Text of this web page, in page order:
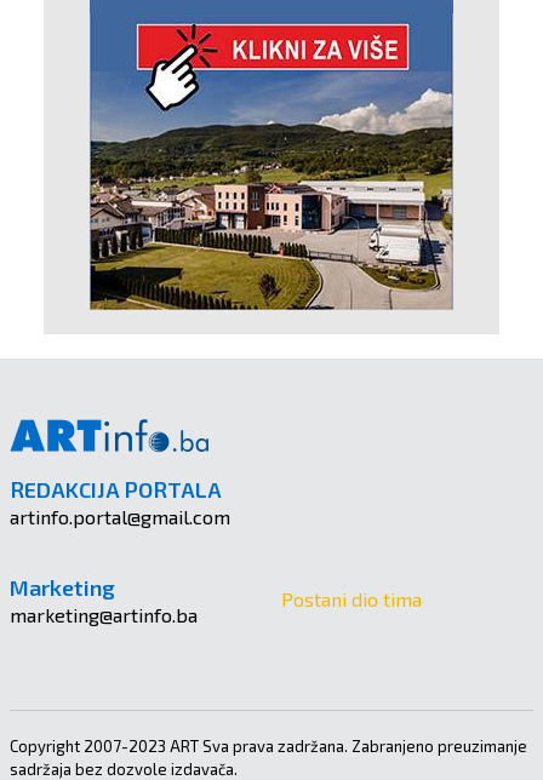
REDAKCIJA PORTALA
artinfo.portal@gmail.com
Marketing
marketing@artinfo.ba
Postani dio tima
Copyright 2007-2023 ART Sva prava zadržana. Zabranjeno preuzimanje
sadržaja bez dozvole izdavača.